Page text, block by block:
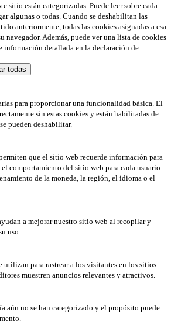
sitio están categorizadas. Puede leer sobre cada
algunas o todas. Cuando se deshabilitan las
anteriormente, todas las cookies asignadas a esa
navegador. Además, puede ver una lista de cookies
información detallada en la declaración de
todas
para proporcionar una funcionalidad básica. El
sin estas cookies y están habilitadas de
pueden deshabilitar.
que el sitio web recuerde información para
comportamiento del sitio web para cada usuario.
de la moneda, la región, el idioma o el
a mejorar nuestro sitio web al recopilar y
uso.
utilizan para rastrear a los visitantes en los sitios
muestren anuncios relevantes y atractivos.
aún no se han categorizado y el propósito puede